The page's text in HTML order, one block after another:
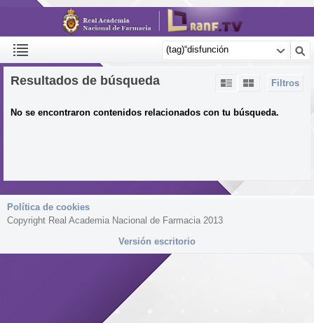
Filtros
Resultados de búsqueda
No se encontraron contenidos relacionados con tu búsqueda.
Política de cookies
Copyright Real Academia Nacional de Farmacia 2013
Versión escritorio